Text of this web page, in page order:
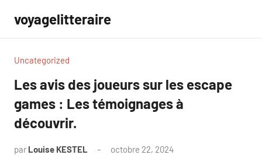
contenu
voyagelitteraire
Uncategorized
Les avis des joueurs sur les escape
games : Les témoignages à
découvrir.
par Louise KESTEL octobre 22, 2024